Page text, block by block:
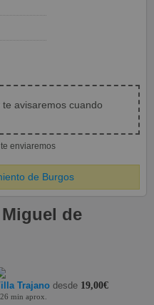
te avisaremos cuando
enviaremos
de Burgos
de
Trajanodesde 19,00€
min aprox.